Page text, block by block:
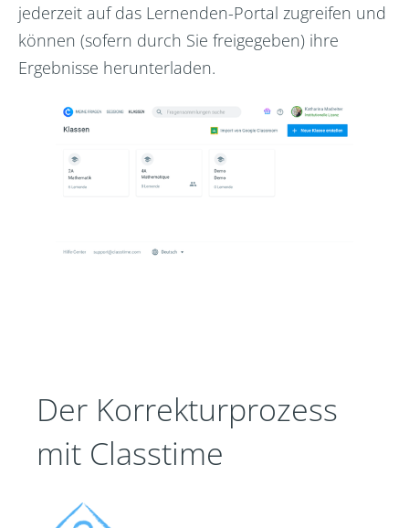
jederzeit auf das Lernenden-Portal zugreifen und
können (sofern durch Sie freigegeben) ihre
Ergebnisse herunterladen.
Der Korrekturprozess
mit Classtime